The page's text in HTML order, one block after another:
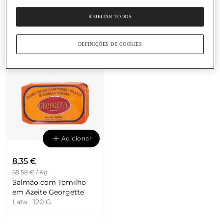
Anchovas Enroladas em
Alcaparras em Azeite
Georgette
Salmão com Segurelha
em Azeite Georgette
Lata|120 G
Adicionar
8,35 €
69,58 € / Kg
Salmão com Tomilho
em Azeite Georgette
Lata
120 G
REJEITAR TODOS
DEFINIÇÕES DE COOKIES